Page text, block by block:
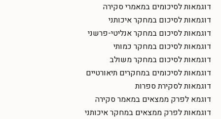
דוגמאות לסיכומים במאמרי סקירה
דוגמאות לסיכום במחקר איכותני
דוגמאות לסיכום במחקר אנליטי-פרשני
דוגמאות לסיכום במחקר כמותי
דוגמאות לסיכום במחקר משולב
דוגמאות לסיכומים במחקרים תיאורטיים
דוגמאות לסקירת ספרות
דוגמא לפרק ממצאים במאמר סקירה
דוגמאות לפרק ממצאים במחקר איכותני